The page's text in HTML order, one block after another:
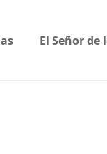
El Señor de